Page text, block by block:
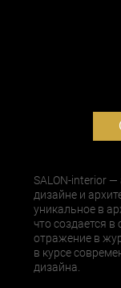
SALON-interior
дизайне и
уникальное в
что создается в
отражение в
в курсе
дизайна.